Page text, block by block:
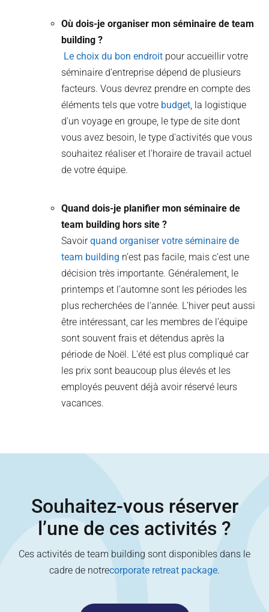
Où dois-je organiser mon séminaire de team
building ?
Le choix du bon endroit pour accueillir votre
séminaire d'entreprise dépend de plusieurs
facteurs. Vous devrez prendre en compte des
éléments tels que votre budget, la logistique
d'un voyage en groupe, le type de site dont
vous avez besoin, le type d'activités que vous
souhaitez réaliser et l'horaire de travail actuel
de votre équipe.
Quand dois-je planifier mon séminaire de
team building hors site ?
Savoirquand organiser votre séminaire de
team building n’est pas facile, mais c’est une
décision très importante. Généralement, le
printemps et l’automne sont les périodes les
plus recherchées de l’année. L’hiver peut aussi
être intéressant, car les membres de l’équipe
sont souvent frais et détendus après la
période de Noël. L'été est plus compliqué car
les prix sont beaucoup plus élevés et les
employés peuvent déjà avoir réservé leurs
vacances.
Souhaitez-vous réserver
l’une de ces activités ?
Ces activités de team building sont disponibles dans le
cadre de notrecorporate retreat package.